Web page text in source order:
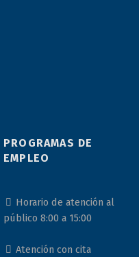
PROGRAMAS DE
EMPLEO
Horario de atención al
público 8:00 a 15:00
Atención con cita